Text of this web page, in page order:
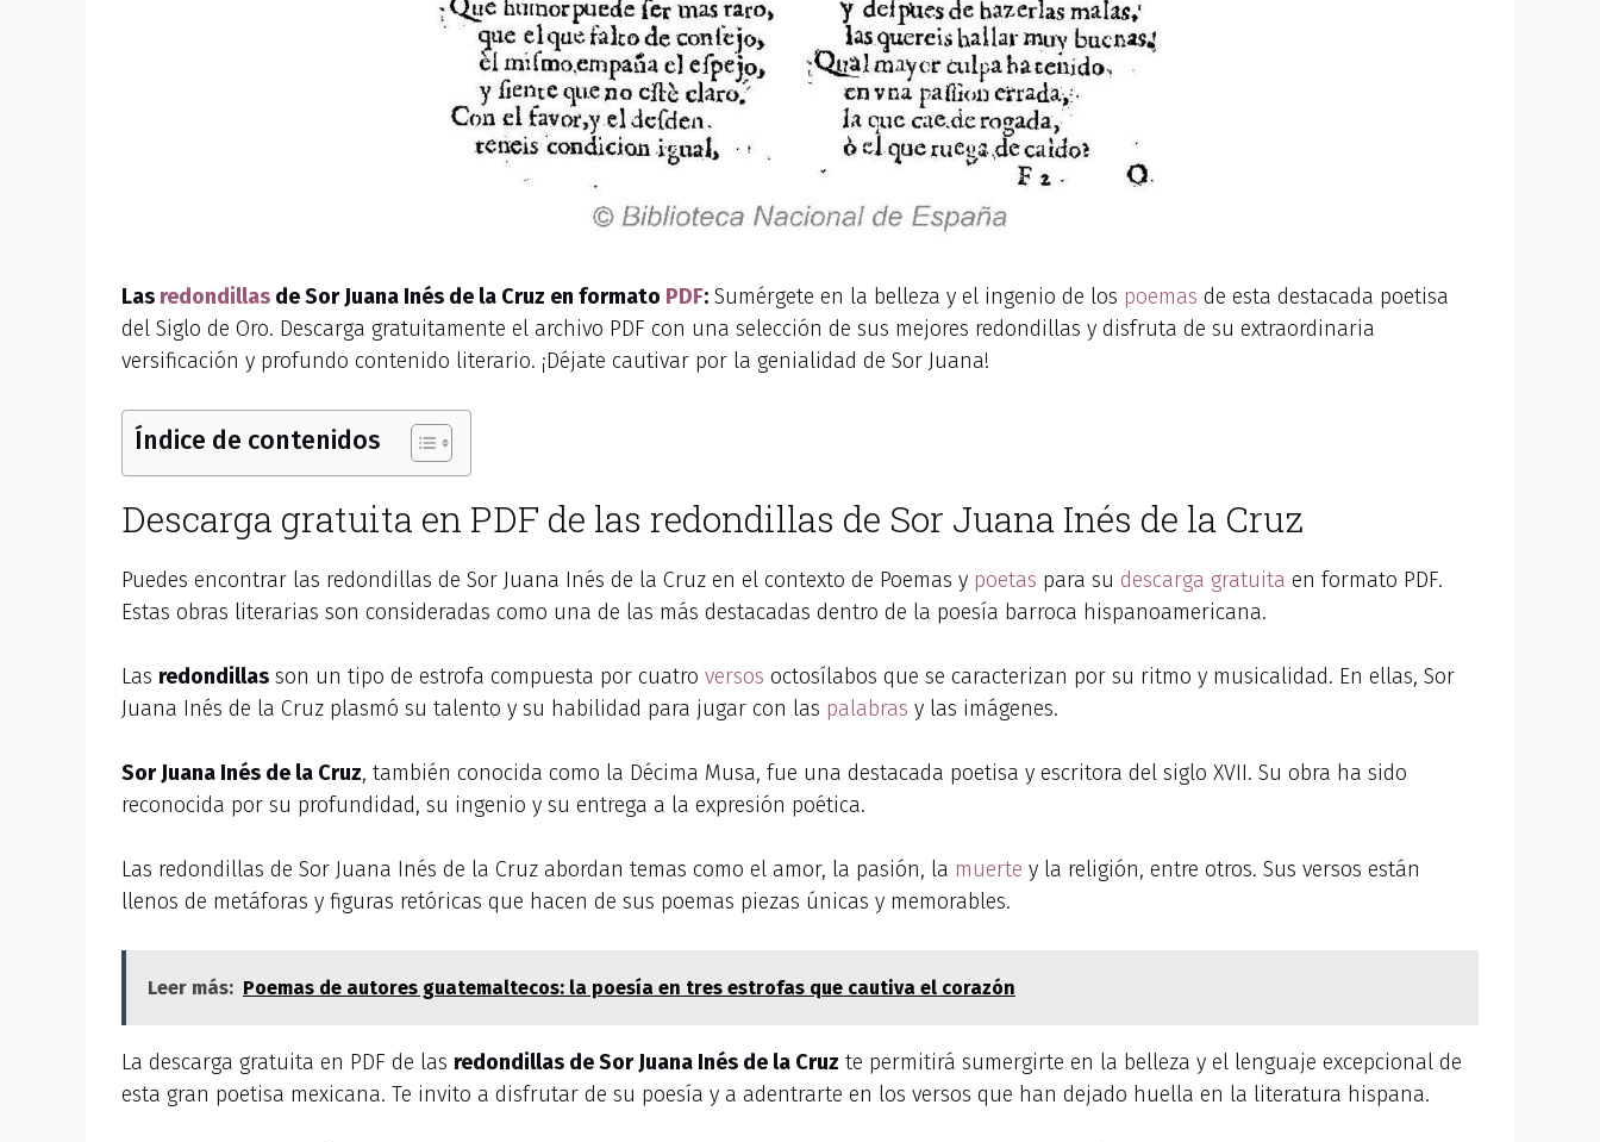
Las redondillas de Sor Juana Inés de la Cruz en formato PDF: Sumérgete en la belleza y el ingenio de los poemas de esta destacada poetisa
del Siglo de Oro. Descarga gratuitamente el archivo PDF con una selección de sus mejores redondillas y disfruta de su extraordinaria
versificación y profundo contenido literario. ¡Déjate cautivar por la genialidad de Sor Juana!
Índice de contenidos
Descarga gratuita en PDF de las redondillas de Sor Juana Inés de la Cruz
Puedes encontrar las redondillas de Sor Juana Inés de la Cruz en el contexto de Poemas y poetas para su descarga gratuita en formato PDF.
Estas obras literarias son consideradas como una de las más destacadas dentro de la poesía barroca hispanoamericana.
Las redondillas son un tipo de estrofa compuesta por cuatro versos octosílabos que se caracterizan por su ritmo y musicalidad. En ellas, Sor
Juana Inés de la Cruz plasmó su talento y su habilidad para jugar con las palabras y las imágenes.
Sor Juana Inés de la Cruz, también conocida como la Décima Musa, fue una destacada poetisa y escritora del siglo XVII. Su obra ha sido
reconocida por su profundidad, su ingenio y su entrega a la expresión poética.
Las redondillas de Sor Juana Inés de la Cruz abordan temas como el amor, la pasión, la muerte y la religión, entre otros. Sus versos están
llenos de metáforas y figuras retóricas que hacen de sus poemas piezas únicas y memorables.
Leer más: Poemas de autores guatemaltecos: la poesía en tres estrofas que cautiva el corazón
La descarga gratuita en PDF de las redondillas de Sor Juana Inés de la Cruz te permitirá sumergirte en la belleza y el lenguaje excepcional de
esta gran poetisa mexicana. Te invito a disfrutar de su poesía y a adentrarte en los versos que han dejado huella en la literatura hispana.